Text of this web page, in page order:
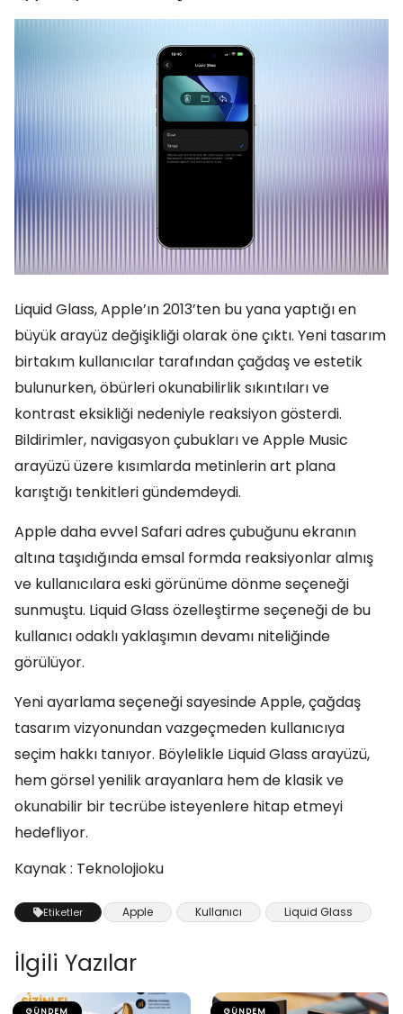
Liquid Glass, Apple’ın 2013’ten bu yana yaptığı en
büyük arayüz değişikliği olarak öne çıktı. Yeni tasarım
birtakım kullanıcılar tarafından çağdaş ve estetik
bulunurken, öbürleri okunabilirlik sıkıntıları ve
kontrast eksikliği nedeniyle reaksiyon gösterdi.
Bildirimler, navigasyon çubukları ve Apple Music
arayüzü üzere kısımlarda metinlerin art plana
karıştığı tenkitleri gündemdeydi.
Apple daha evvel Safari adres çubuğunu ekranın
altına taşıdığında emsal formda reaksiyonlar almış
ve kullanıcılara eski görünüme dönme seçeneği
sunmuştu. Liquid Glass özelleştirme seçeneği de bu
kullanıcı odaklı yaklaşımın devamı niteliğinde
görülüyor.
Yeni ayarlama seçeneği sayesinde Apple, çağdaş
tasarım vizyonundan vazgeçmeden kullanıcıya
seçim hakkı tanıyor. Böylelikle Liquid Glass arayüzü,
hem görsel yenilik arayanlara hem de klasik ve
okunabilir bir tecrübe isteyenlere hitap etmeyi
hedefliyor.
Kaynak : Teknolojioku
Etiketler Apple Kullanıcı Liquid Glass
İlgili Yazılar
GÜNDEM GÜNDEM